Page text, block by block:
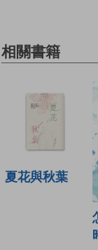
相關書籍
夏花與秋葉